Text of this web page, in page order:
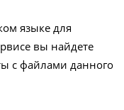
языке для
вы найдете
с файлами данного